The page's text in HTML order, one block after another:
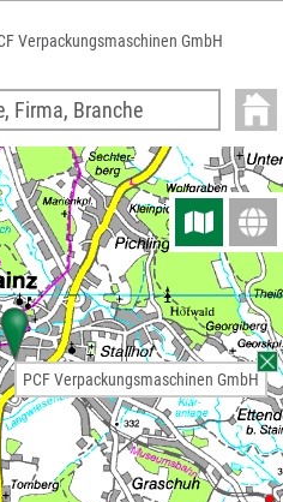
Verpackungsmaschinen GmbH
PCF Verpackungsmaschinen GmbH